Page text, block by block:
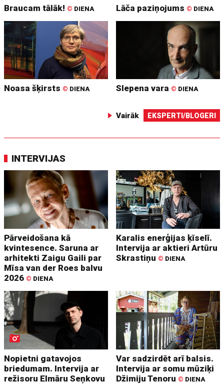
Braucam tālāk! © DIENA Lāča paziņojums © DIENA
Noasa šķirsts © DIENA Slepena vara © DIENA
Vairāk EKSPERTI/BLOGERI
INTERVIJAS
Pārveidošana kā
kvintesence. Saruna ar
arhitekti Zaigu Gaili par
Mīsa van der Roes balvu
2026 © DIENA
Karalis enerģijas ķīselī.
Intervija ar aktieri Artūru
Skrastiņu © DIENA
Nopietni gatavojos
briedumam. Intervija ar
režisoru Elmāru Seņkovu
Var sadzirdēt arī balsis.
Intervija ar somu mūziķi
Džimiju Tenoru © DIENA